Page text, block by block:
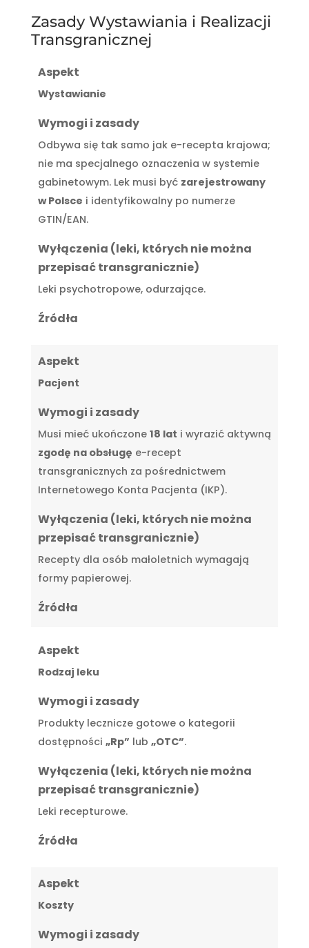
Zasady Wystawiania i Realizacji
Transgranicznej
Aspekt
Wystawianie
Wymogi i zasady
Odbywa się tak samo jak e-recepta krajowa;
nie ma specjalnego oznaczenia w systemie
gabinetowym. Lek musi być zarejestrowany
w Polsce i identyfikowalny po numerze
GTIN/EAN.
Wyłączenia (leki, których nie można
przepisać transgranicznie)
Leki psychotropowe, odurzające.
Źródła
Aspekt
Pacjent
Wymogi i zasady
Musi mieć ukończone 18 lat i wyrazić aktywną
zgodę na obsługę e-recept
transgranicznych za pośrednictwem
Internetowego Konta Pacjenta (IKP).
Wyłączenia (leki, których nie można
przepisać transgranicznie)
Recepty dla osób małoletnich wymagają
formy papierowej.
Źródła
Aspekt
Rodzaj leku
Wymogi i zasady
Produkty lecznicze gotowe o kategorii
dostępności „Rp” lub „OTC”.
Wyłączenia (leki, których nie można
przepisać transgranicznie)
Leki recepturowe.
Źródła
Aspekt
Koszty
Wymogi i zasady